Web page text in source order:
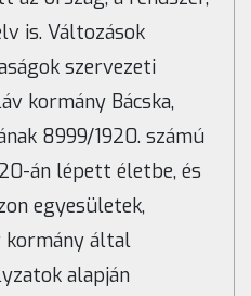
is. Változások
szervezeti
kormány Bácska,
8999/1920. számú
án lépett életbe, és
egyesületek,
kormány által
alapján